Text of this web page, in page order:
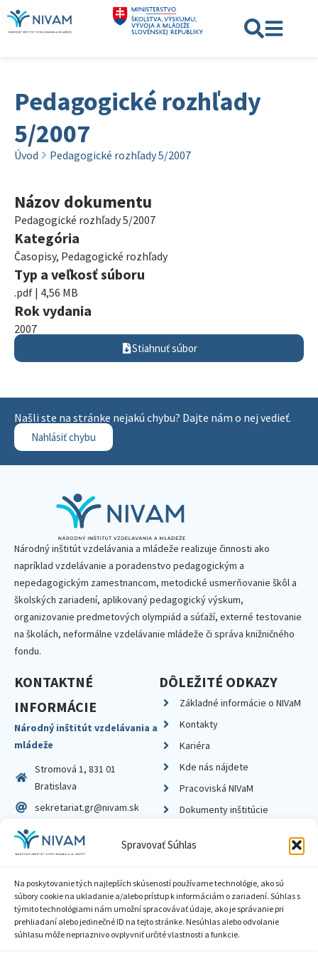
Spravovať Súhlas
Na poskytovanie tých najlepších skúseností používame technológie, ako sú
súbory cookie na ukladanie a/alebo prístup k informáciám o zariadení. Súhlas s
týmito technológiami nám umožní spracovávať údaje, ako je správanie pri
prehliadaní alebo jedinečné ID na tejto stránke. Nesúhlas alebo odvolanie
súhlasu môže nepriaznivo ovplyvniť určité vlastnosti a funkcie.
Pedagogické rozhľady
5/2007
Úvod Pedagogické rozhľady 5/2007
Názov dokumentu
Pedagogické rozhľady 5/2007
Kategória
Časopisy, Pedagogické rozhľady
Typ a veľkosť súboru
.pdf | 4,56 MB
Rok vydania
2007
Stiahnuť súbor
Našli ste na stránke nejakú chybu? Dajte nám o nej vedieť.
Nahlásiť chybu
Národný inštitút vzdelávania a mládeže realizuje činnosti ako
napríklad vzdelávanie a poradenstvo pedagogickým a
nepedagogickým zamestnancom, metodické usmerňovanie škôl a
školských zariadení, aplikovaný pedagogický výskum,
organizovanie predmetových olympiád a súťaží, externé testovanie
na školách, neformálne vzdelávanie mládeže či správa knižničného
fondu.
KONTAKTNÉ
INFORMÁCIE
Národný inštitút vzdelávania a
mládeže
Stromová 1, 831 01
Bratislava
sekretariat.gr@nivam.sk
IČO: 00164348
DIČ: 2020798714
DÔLEŽITÉ ODKAZY
Základné informácie o NIVaM
Kontakty
Kariéra
Kde nás nájdete
Pracoviská NIVaM
Dokumenty inštitúcie
Zásady ochrany súkromia